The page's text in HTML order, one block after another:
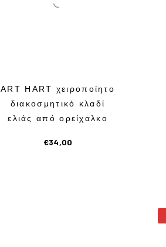
ART HART χειροποίητο
διακοσμητικό κλαδί
ελιάς από ορείχαλκο
€34,00